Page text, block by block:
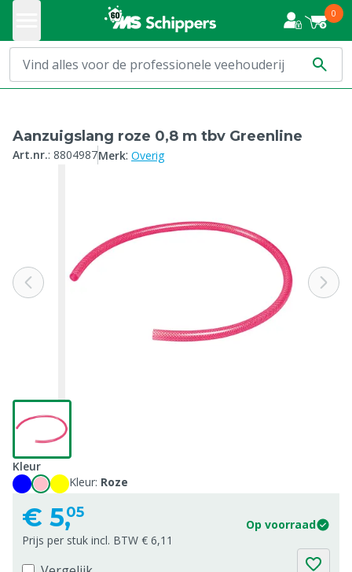
0
Aanzuigslang roze 0,8 m tbv Greenline
Art.nr.: 8804987Merk: Overig
Kleur
Kleur: Roze
€ 5,05
Op voorraad
Prijs per stuk incl. BTW € 6,11